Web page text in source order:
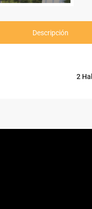
Descripción
2